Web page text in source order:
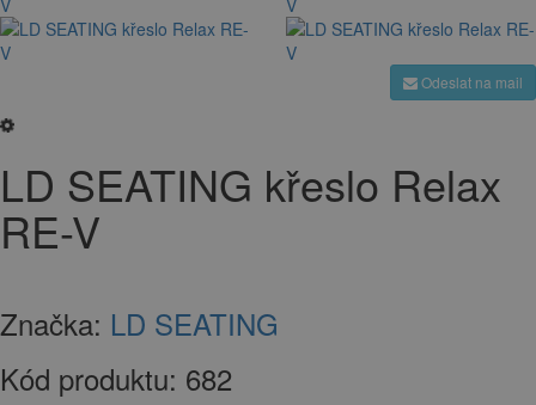
Odeslat na mail
LD SEATING křeslo Relax
RE-V
Značka: LD SEATING
Kód produktu: 682